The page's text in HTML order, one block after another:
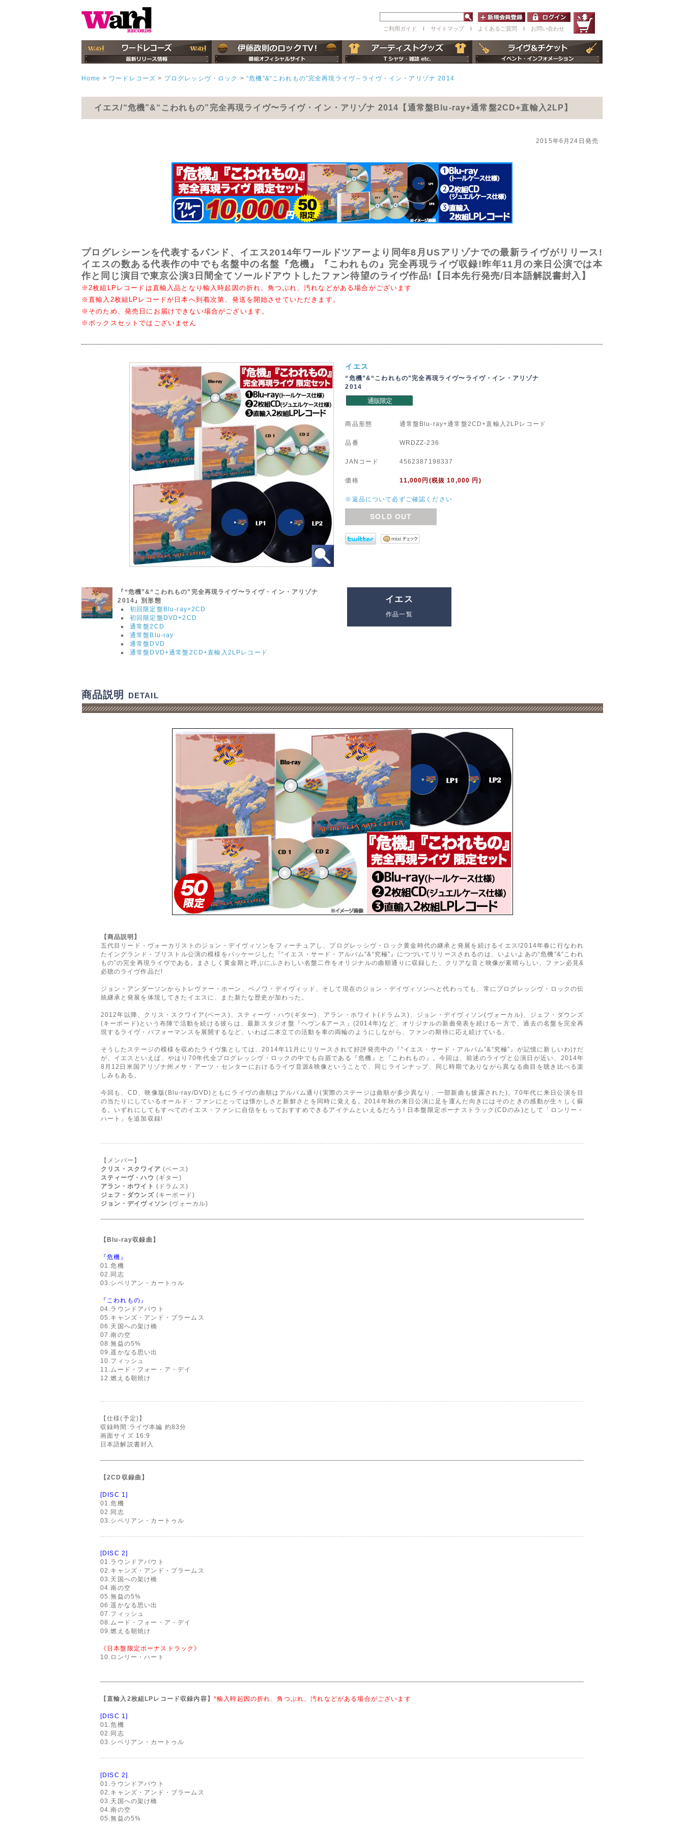
ご利用ガイド ｌ サイトマップ ｌ よくあるご質問 ｌ お問い合わせ
Home > ワードレコーズ > プログレッシヴ・ロック > “危機”&“こわれもの”完全再現ライヴ～ライヴ・イン・アリゾナ 2014
イエス/“危機”&“こわれもの”完全再現ライヴ〜ライヴ・イン・アリゾナ 2014【通常盤Blu-ray+通常盤2CD+直輸入2LP】
2015年6月24日発売
プログレシーンを代表するバンド、イエス2014年ワールドツアーより同年8月USアリゾナでの最新ライヴがリリース!
イエスの数ある代表作の中でも名盤中の名盤『危機』『こわれもの』完全再現ライヴ収録!昨年11月の来日公演では本
作と同じ演目で東京公演3日間全てソールドアウトしたファン待望のライヴ作品!【日本先行発売/日本語解説書封入】
※2枚組LPレコードは直輸入品となり輸入時起因の折れ、角つぶれ、汚れなどがある場合がございます
※直輸入2枚組LPレコードが日本へ到着次第、発送を開始させていただきます。
※そのため、発売日にお届けできない場合がございます。
※ボックスセットではございません
イエス
“危機”&“こわれもの”完全再現ライヴ〜ライヴ・イン・アリゾナ
2014
通販限定
商品形態 通常盤Blu-ray+通常盤2CD+直輸入2LPレコード
品番 WRDZZ-236
JANコード 4562387198337
価格 11,000円(税抜 10,000 円)
※返品について必ずご確認ください
SOLD OUT
『“危機”&“こわれもの”完全再現ライヴ〜ライヴ・イン・アリゾナ
2014』別形態
初回限定盤Blu-ray+2CD
初回限定盤DVD+2CD
通常盤2CD
通常盤Blu-ray
通常盤DVD
通常盤DVD+通常盤2CD+直輸入2LPレコード
イエス
作品一覧
商品説明 DETAIL
【商品説明】
五代目リード・ヴォーカリストのジョン・デイヴィソンをフィーチュアし、プログレッシヴ・ロック黄金時代の継承と発展を続けるイエス!2014年春に行なわれ
たイングランド・ブリストル公演の模様をパッケージした『“イエス・サード・アルバム”&“究極”』につづいてリリースされるのは、いよいよあの“危機”&“こわれ
もの”の完全再現ライヴである。まさしく黄金期と呼ぶにふさわしい名盤二作をオリジナルの曲順通りに収録した、クリアな音と映像が素晴らしい、ファン必見&
必聴のライヴ作品だ!
ジョン・アンダーソンからトレヴァー・ホーン、ベノワ・デイヴィッド、そして現在のジョン・デイヴィソンへと代わっても、常にプログレッシヴ・ロックの伝
統継承と発展を体現してきたイエスに、また新たな歴史が加わった。
2012年以降、クリス・スクワイア(ベース)、スティーヴ・ハウ(ギター)、アラン・ホワイト(ドラムス)、ジョン・デイヴィソン(ヴォーカル)、ジェフ・ダウンズ
(キーボード)という布陣で活動を続ける彼らは、最新スタジオ盤『ヘヴン&アース』(2014年)など、オリジナルの新曲発表を続ける一方で、過去の名盤を完全再
現するライヴ・パフォーマンスを展開するなど、いわば二本立ての活動を車の両輪のようにしながら、ファンの期待に応え続けている。
そうしたステージの模様を収めたライヴ集としては、2014年11月にリリースされて好評発売中の『“イエス・サード・アルバム”&“究極”』が記憶に新しいわけだ
が、イエスといえば、やはり70年代全プログレッシヴ・ロックの中でも白眉である『危機』と『こわれもの』。今回は、前述のライヴと公演日が近い、2014年
8月12日米国アリゾナ州メサ・アーツ・センターにおけるライヴ音源&映像ということで、同じラインナップ、同じ時期でありながら異なる曲目を聴き比べる楽
しみもある。
今回も、CD、映像版(Blu-ray/DVD)ともにライヴの曲順はアルバム通り(実際のステージは曲順が多少異なり、一部新曲も披露された)。70年代に来日公演を目
の当たりにしているオールド・ファンにとっては懐かしさと新鮮さとを同時に覚える。2014年秋の来日公演に足を運んだ向きにはそのときの感動が生々しく蘇
る。いずれにしてもすべてのイエス・ファンに自信をもっておすすめできるアイテムといえるだろう! 日本盤限定ボーナストラック(CDのみ)として「ロンリー・
ハート」を追加収録!
【メンバー】
クリス・スクワイア (ベース)
スティーヴ・ハウ (ギター)
アラン・ホワイト (ドラムス)
ジェフ・ダウンズ(キーボード)
ジョン・デイヴィソン (ヴォーカル)
【Blu-ray収録曲】
『危機』
01.危機
02.同志
03.シベリアン・カートゥル
『こわれもの』
04.ラウンドアバウト
05.キャンズ・アンド・ブラームス
06.天国への架け橋
07.南の空
08.無益の5%
09.遥かなる思い出
10.フィッシュ
11.ムード・フォー・ア・デイ
12.燃える朝焼け
【仕様(予定)】
収録時間:ライヴ本編 約83分
画面サイズ 16:9
日本語解説書封入
【2CD収録曲】
[DISC 1]
01.危機
02.同志
03.シベリアン・カートゥル
[DISC 2]
01.ラウンドアバウト
02.キャンズ・アンド・ブラームス
03.天国への架け橋
04.南の空
05.無益の5%
06.遥かなる思い出
07.フィッシュ
08.ムード・フォー・ア・デイ
09.燃える朝焼け
《日本盤限定ボーナストラック》
10.ロンリー・ハート
【直輸入2枚組LPレコード収録内容】 *輸入時起因の折れ、角つぶれ、汚れなどがある場合がございます
[DISC 1]
01.危機
02.同志
03.シベリアン・カートゥル
[DISC 2]
01.ラウンドアバウト
02.キャンズ・アンド・ブラームス
03.天国への架け橋
04.南の空
05.無益の5%